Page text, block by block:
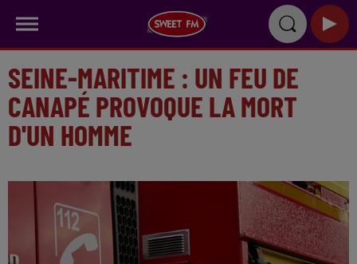
SEINE-MARITIME : UN FEU DE
CANAPÉ PROVOQUE LA MORT
D'UN HOMME